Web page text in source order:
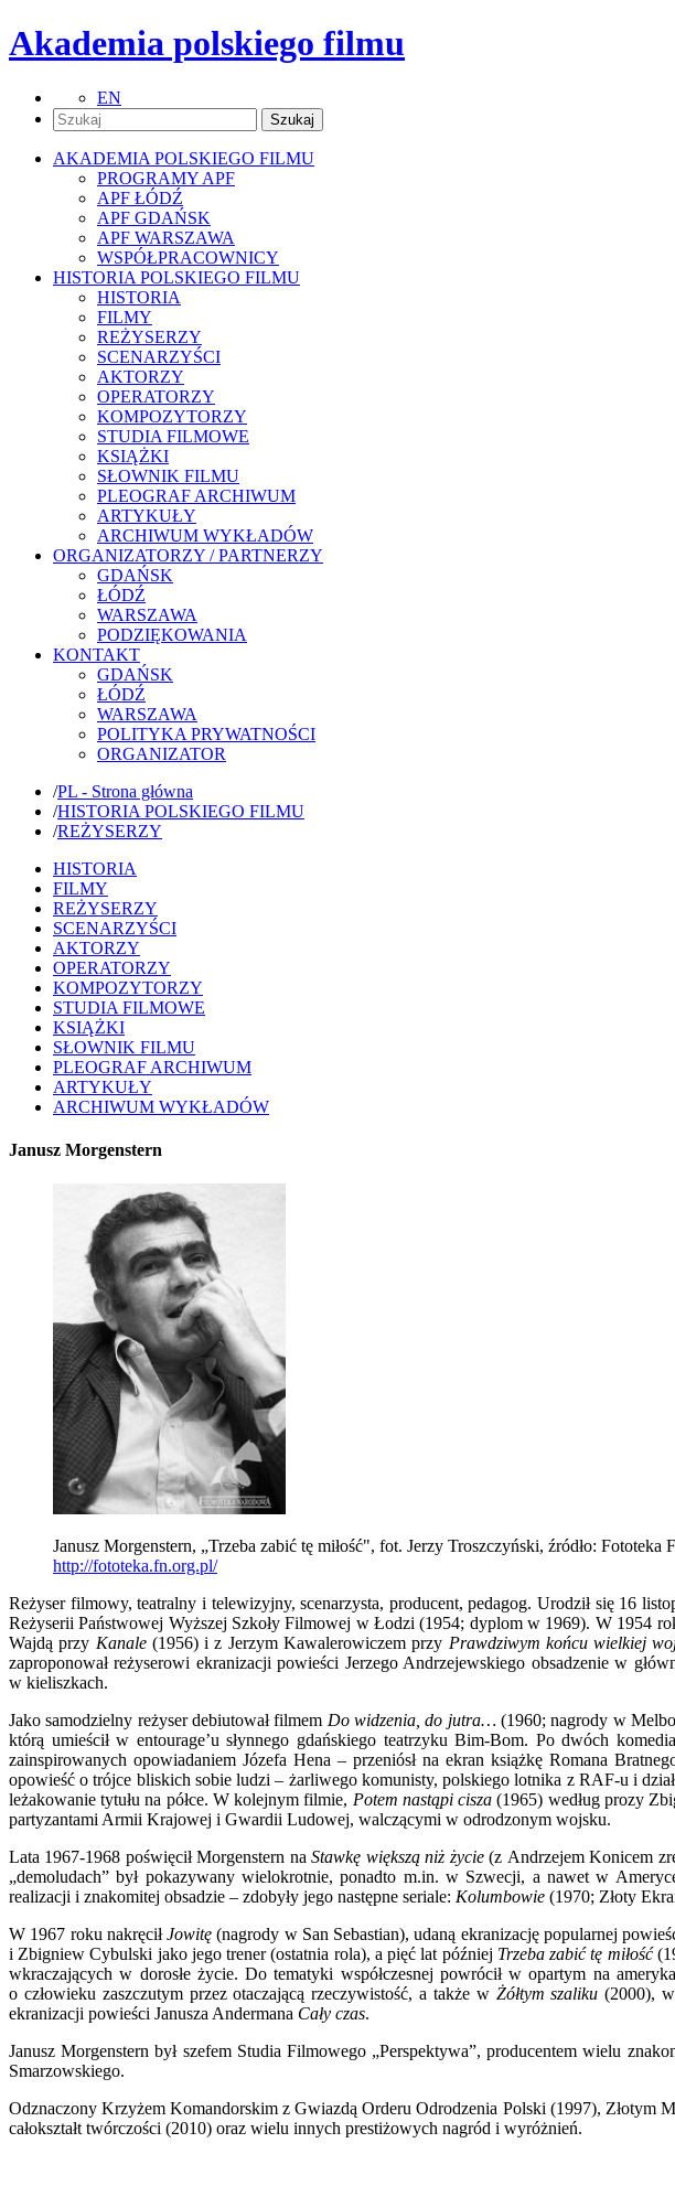
Akademia polskiego filmu
EN
AKADEMIA POLSKIEGO FILMU
PROGRAMY APF
APF ŁÓDŹ
APF GDAŃSK
APF WARSZAWA
WSPÓŁPRACOWNICY
HISTORIA POLSKIEGO FILMU
HISTORIA
FILMY
REŻYSERZY
SCENARZYŚCI
AKTORZY
OPERATORZY
KOMPOZYTORZY
STUDIA FILMOWE
KSIĄŻKI
SŁOWNIK FILMU
PLEOGRAF ARCHIWUM
ARTYKUŁY
ARCHIWUM WYKŁADÓW
ORGANIZATORZY / PARTNERZY
GDAŃSK
ŁÓDŹ
WARSZAWA
PODZIĘKOWANIA
KONTAKT
GDAŃSK
ŁÓDŹ
WARSZAWA
POLITYKA PRYWATNOŚCI
ORGANIZATOR
/PL - Strona główna
/HISTORIA POLSKIEGO FILMU
/REŻYSERZY
HISTORIA
FILMY
REŻYSERZY
SCENARZYŚCI
AKTORZY
OPERATORZY
KOMPOZYTORZY
STUDIA FILMOWE
KSIĄŻKI
SŁOWNIK FILMU
PLEOGRAF ARCHIWUM
ARTYKUŁY
ARCHIWUM WYKŁADÓW
Janusz Morgenstern
Janusz Morgenstern, „Trzeba zabić tę miłość", fot. Jerzy Troszczyński, źródło: Fototeka
http://fototeka.fn.org.pl/
Reżyser filmowy, teatralny i telewizyjny, scenarzysta, producent, pedagog. Urodził się 16
Reżyserii Państwowej Wyższej Szkoły Filmowej w Łodzi (1954; dyplom w 1969). W 1954
Wajdą przy Kanale(1956) i z Jerzym Kawalerowiczem przy Prawdziwym końcu wielkiej
zaproponował reżyserowi ekranizacji powieści Jerzego Andrzejewskiego obsadzenie w
w kieliszkach.
Jako samodzielny reżyser debiutował filmem Do widzenia, do jutra… (1960; nagrody w
którą umieścił w entourage’u słynnego gdańskiego teatrzyku Bim-Bom. Po dwóch
zainspirowanych opowiadaniem Józefa Hena – przeniósł na ekran książkę Romana
opowieść o trójce bliskich sobie ludzi – żarliwego komunisty, polskiego lotnika z RAF-u i
leżakowanie tytułu na półce. W kolejnym filmie, Potem nastąpi cisza (1965) według prozy
partyzantami Armii Krajowej i Gwardii Ludowej, walczącymi w odrodzonym wojsku.
Lata 1967-1968 poświęcił Morgenstern naStawkę większą niż życie(z Andrzejem Konicem
„demoludach” był pokazywany wielokrotnie, ponadto m.in. w Szwecji, a nawet w
realizacji i znakomitej obsadzie – zdobyły jego następne seriale: Kolumbowie (1970; Złoty
W 1967 roku nakręciłJowitę(nagrody w San Sebastian), udaną ekranizację popularnej
i Zbigniew Cybulski jako jego trener (ostatnia rola), a pięć lat później Trzeba zabić tę miłość
wkraczających w dorosłe życie. Do tematyki współczesnej powrócił w opartym na
o człowieku zaszczutym przez otaczającą rzeczywistość, a także w Żółtym szaliku (2000),
ekranizacji powieści Janusza Andermana Cały czas.
Janusz Morgenstern był szefem Studia Filmowego „Perspektywa”, producentem wielu
Smarzowskiego.
Odznaczony Krzyżem Komandorskim z Gwiazdą Orderu Odrodzenia Polski (1997), Złotym
całokształt twórczości (2010) oraz wielu innych prestiżowych nagród i wyróżnień.